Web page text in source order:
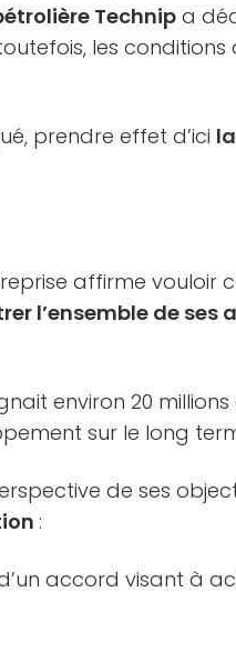
Technipa
les conditions
prendre effet d’ici
affirme vouloir
l’ensemble de ses
environ 20 millions
sur le long
de ses
:
accord visant à